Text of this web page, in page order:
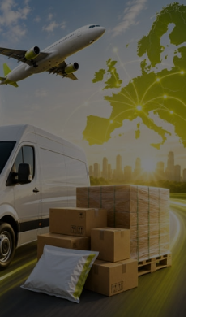
kg cm
cm cm